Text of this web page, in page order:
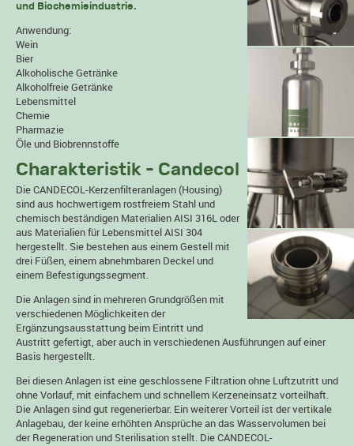
und Biochemieindustrie.
Anwendung:
Wein
Bier
Alkoholische Getränke
Alkoholfreie Getränke
Lebensmittel
Chemie
Pharmazie
Öle und Biobrennstoffe
Charakteristik - Candecol
Die CANDECOL-Kerzenfilteranlagen (Housing)
sind aus hochwertigem rostfreiem Stahl und
chemisch beständigen Materialien AISI 316L oder
aus Materialien für Lebensmittel AISI 304
hergestellt. Sie bestehen aus einem Gestell mit
drei Füßen, einem abnehmbaren Deckel und
einem Befestigungssegment.
Die Anlagen sind in mehreren Grundgrößen mit
verschiedenen Möglichkeiten der
Ergänzungsausstattung beim Eintritt und
Austritt gefertigt, aber auch in verschiedenen Ausführungen auf einer
Basis hergestellt.
Bei diesen Anlagen ist eine geschlossene Filtration ohne Luftzutritt und
ohne Vorlauf, mit einfachem und schnellem Kerzeneinsatz vorteilhaft.
Die Anlagen sind gut regenerierbar. Ein weiterer Vorteil ist der vertikale
Anlagebau, der keine erhöhten Ansprüche an das Wasservolumen bei
der Regeneration und Sterilisation stellt. Die CANDECOL-